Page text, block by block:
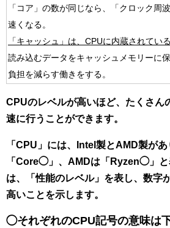
「コア」の数が同じなら、「クロック周
速くなる。
「キャッシュ」は、CPUに内蔵されてい
読み込むデータをキャッシュメモリーに
負担を減らす働きをする。
CPUのレベルが高いほど、たくさん
速に行うことができます。
「CPU」には、 Intel 製とAMD製があ
「Core◯」、AMDは「Ryzen◯」
は、「性能のレベル」を表し、数字
高いことを示します。
◯それぞれのCPU記号の意味は下